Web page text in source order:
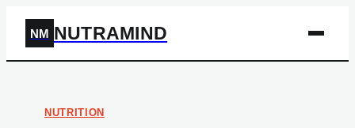
NM NUTRAMIND
NUTRITION